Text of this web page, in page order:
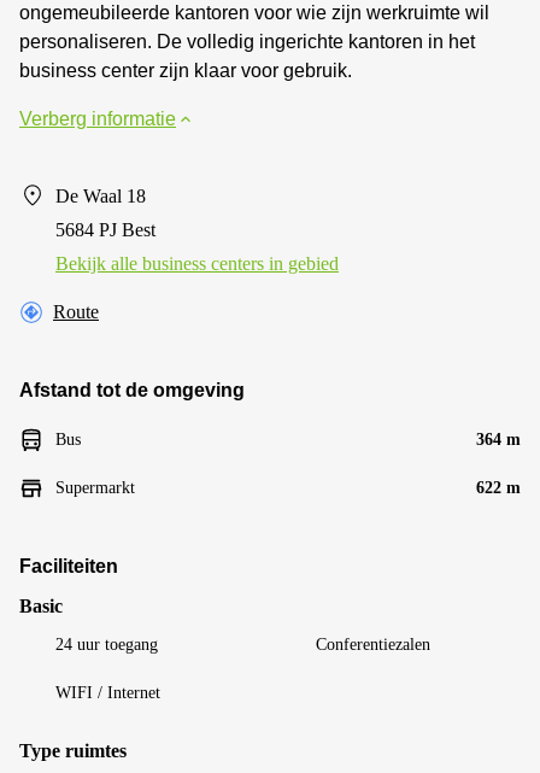
ongemeubileerde kantoren voor wie zijn werkruimte wil
personaliseren. De volledig ingerichte kantoren in het
business center zijn klaar voor gebruik.
Verberg informatie
De Waal 18
5684 PJ Best
Bekijk alle business centers in gebied
Route
Afstand tot de omgeving
Bus 364 m
Supermarkt 622 m
Faciliteiten
Basic
24 uur toegang Conferentiezalen
WIFI / Internet
Type ruimtes